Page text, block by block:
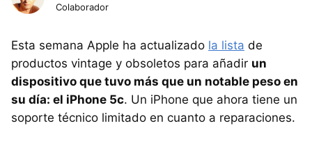
Colaborador
Esta semana Apple ha actualizado la lista de
productos vintage y obsoletos para añadir un
dispositivo que tuvo más que un notable peso en
su día: el iPhone 5c. Un iPhone que ahora tiene un
soporte técnico limitado en cuanto a reparaciones.